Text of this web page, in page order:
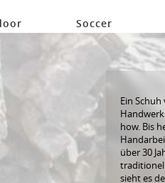
Soccer
Ein
how. Bis
über 30
sieht es